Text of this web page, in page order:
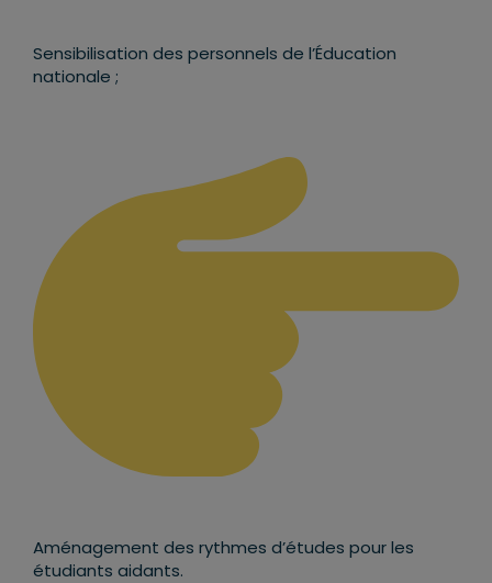
Sensibilisation des personnels de l’Éducation
nationale ;
Aménagement des rythmes d’études pour les
étudiants aidants.